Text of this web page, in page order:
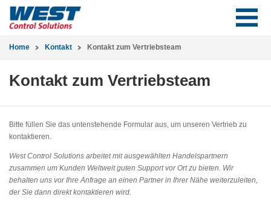
Home Kontakt Kontakt zum Vertriebsteam
Kontakt zum Vertriebsteam
Bitte füllen Sie das untenstehende Formular aus, um unseren Vertrieb zu
kontaktieren.
West Control Solutions arbeitet mit ausgewählten Handelspartnern
zusammen um Kunden Weltweit guten Support vor Ort zu bieten. Wir
behalten uns vor Ihre Anfrage an einen Partner in Ihrer Nähe weiterzuleiten,
der Sie dann direkt kontaktieren wird.